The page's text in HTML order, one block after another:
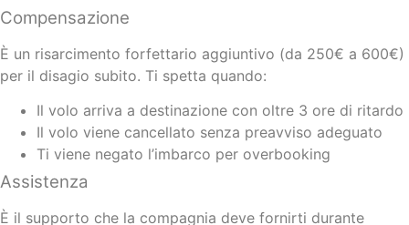
Compensazione
È un risarcimento forfettario aggiuntivo (da 250€ a 600€)
per il disagio subito. Ti spetta quando:
Il volo arriva a destinazione con oltre 3 ore di ritardo
Il volo viene cancellato senza preavviso adeguato
Ti viene negato l’imbarco per overbooking
Assistenza
È il supporto che la compagnia deve fornirti durante